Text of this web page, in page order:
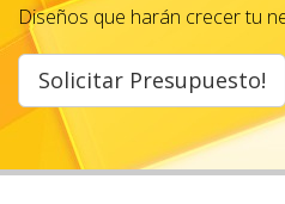
Diseños que harán crecer tu
Solicitar Presupuesto!